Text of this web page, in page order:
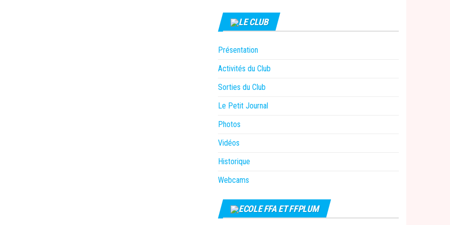
LE CLUB
Présentation
Activités du Club
Sorties du Club
Le Petit Journal
Photos
Vidéos
Historique
Webcams
ECOLE FFA ET FFPLUM